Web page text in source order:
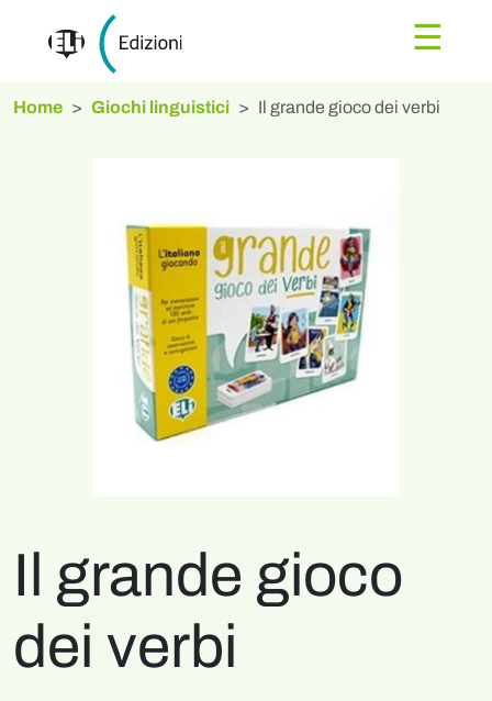
☰
Home Giochi linguistici Il grande gioco dei verbi
Il grande gioco
dei verbi